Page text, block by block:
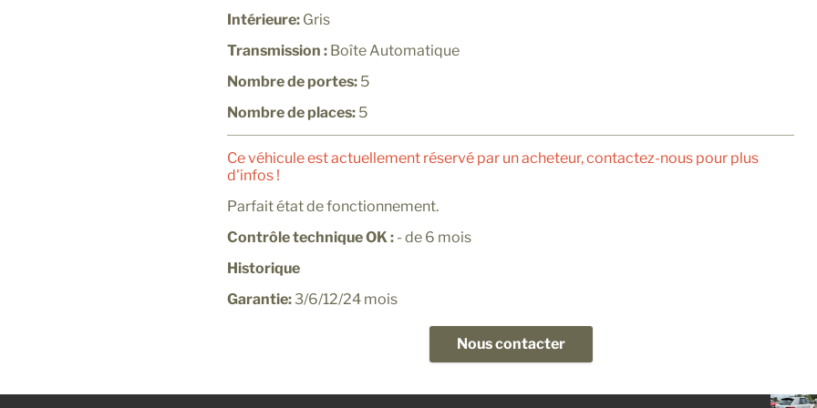
Intérieure: Gris
Transmission : Boîte Automatique
Nombre de portes: 5
Nombre de places: 5
Ce véhicule est actuellement réservé par un acheteur, contactez-nous pour plus
d'infos !
Parfait état de fonctionnement.
Contrôle technique OK : - de 6 mois
Historique
Garantie:3/6/12/24 mois
Nous contacter